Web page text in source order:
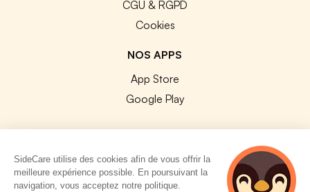
CGU & RGPD
Cookies
NOS APPS
App Store
Google Play
© 2026 SideCare. Tous droits réservés.
SideCare utilise des cookies afin de vous offrir la
meilleure expérience possible. En poursuivant la
navigation, vous acceptez notre politique.